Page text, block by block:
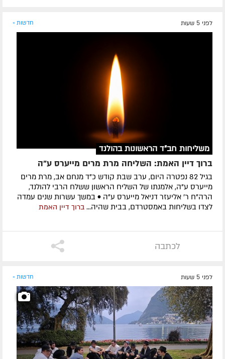
לפני 5 שעות חדשות »
משליחות חב"ד הראשונות בהולנד
ברוך דיין האמת: השליחה מרת מרים מייערס ע"ה
בגיל 82 נפטרה היום, ערב שבת קודש כ"ד מנחם אב, מרת מרים
מייערס ע"ה, אלמנתו של השליח הראשון ששלח הרבי להולנד,
הרה"ח ר' אליעזר דניאל מייערס ע"ה • במשך עשרות שנים עמדה
לצדו בשליחות באמסטרדם, בבית שהיה... ברוך דיין האמת
לכתבה
לפני 5 שעות חדשות »